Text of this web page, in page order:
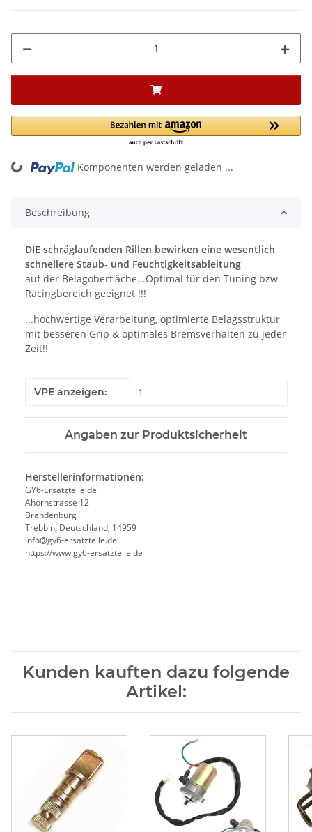
Loading... Komponenten werden geladen ...
Beschreibung
DIE schräglaufenden Rillen bewirken eine wesentlich
schnellere Staub- und Feuchtigkeitsableitung
auf der Belagoberfläche...Optimal für den Tuning bzw
Racingbereich geeignet !!!
...hochwertige Verarbeitung, optimierte Belagsstruktur
mit besseren Grip & optimales Bremsverhalten zu jeder
Zeit!!
Produkteigenschaft
Wert
VPE anzeigen: 1
Angaben zur Produktsicherheit
Herstellerinformationen:
GY6-Ersatzteile.de
Ahornstrasse 12
Brandenburg
Trebbin, Deutschland, 14959
info@gy6-ersatzteile.de
https://www.gy6-ersatzteile.de
Kunden kauften dazu folgende
Artikel: